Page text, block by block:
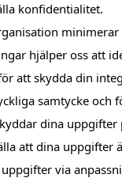
konfidentialitet.
hjälper oss att
att skydda din
samtycke och
dina uppgifter
att dina uppgifter
via